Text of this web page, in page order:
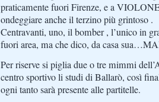
praticamente fuori Firenze, e a
ondeggiare anche il terzino più grintoso .
Centravanti, uno, il bomber , l’unico in
fuori area, ma che dico, da casa
Per riserve si piglia due o tre mimmi
centro sportivo li studi di Ballarò, così
ogni tanto sarà presente alle partitelle.